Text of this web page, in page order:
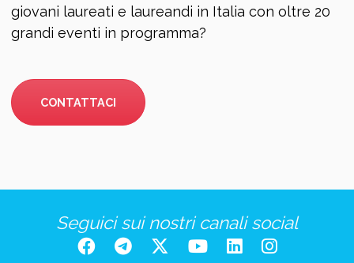
giovani laureati e laureandi in Italia con oltre 20
grandi eventi in programma?
CONTATTACI
Seguici sui nostri canali social